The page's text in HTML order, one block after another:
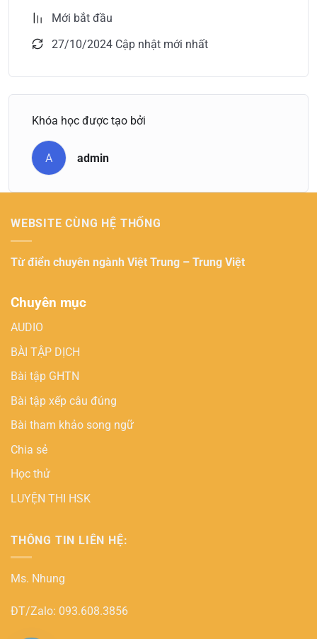
Mới bắt đầu
27/10/2024 Cập nhật mới nhất
Khóa học được tạo bởi
A admin
WEBSITE CÙNG HỆ THỐNG
Từ điển chuyên ngành Việt Trung – Trung Việt
Chuyên mục
AUDIO
BÀI TẬP DỊCH
Bài tập GHTN
Bài tập xếp câu đúng
Bài tham khảo song ngữ
Chia sẻ
Học thử
LUYỆN THI HSK
THÔNG TIN LIÊN HỆ:
Ms. Nhung
ĐT/Zalo: 093.608.3856